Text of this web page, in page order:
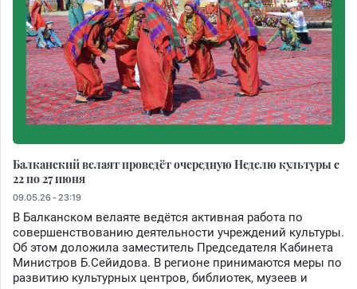
Балканский велаят проведёт очередную Неделю культуры с
22 по 27 июня
09.05.26 - 23:19
В Балканском велаяте ведётся активная работа по
совершенствованию деятельности учреждений культуры.
Об этом доложила заместитель Председателя Кабинета
Министров Б.Сейидова. В регионе принимаются меры по
развитию культурных центров, библиотек, музеев и